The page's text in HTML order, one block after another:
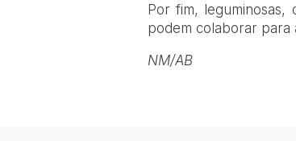
Por fim,
podem colaborar para
NM/AB